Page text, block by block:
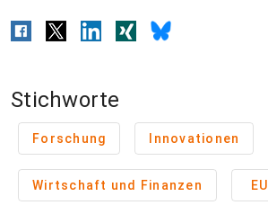
Stichworte
Forschung Innovationen
Wirtschaft und Finanzen EU